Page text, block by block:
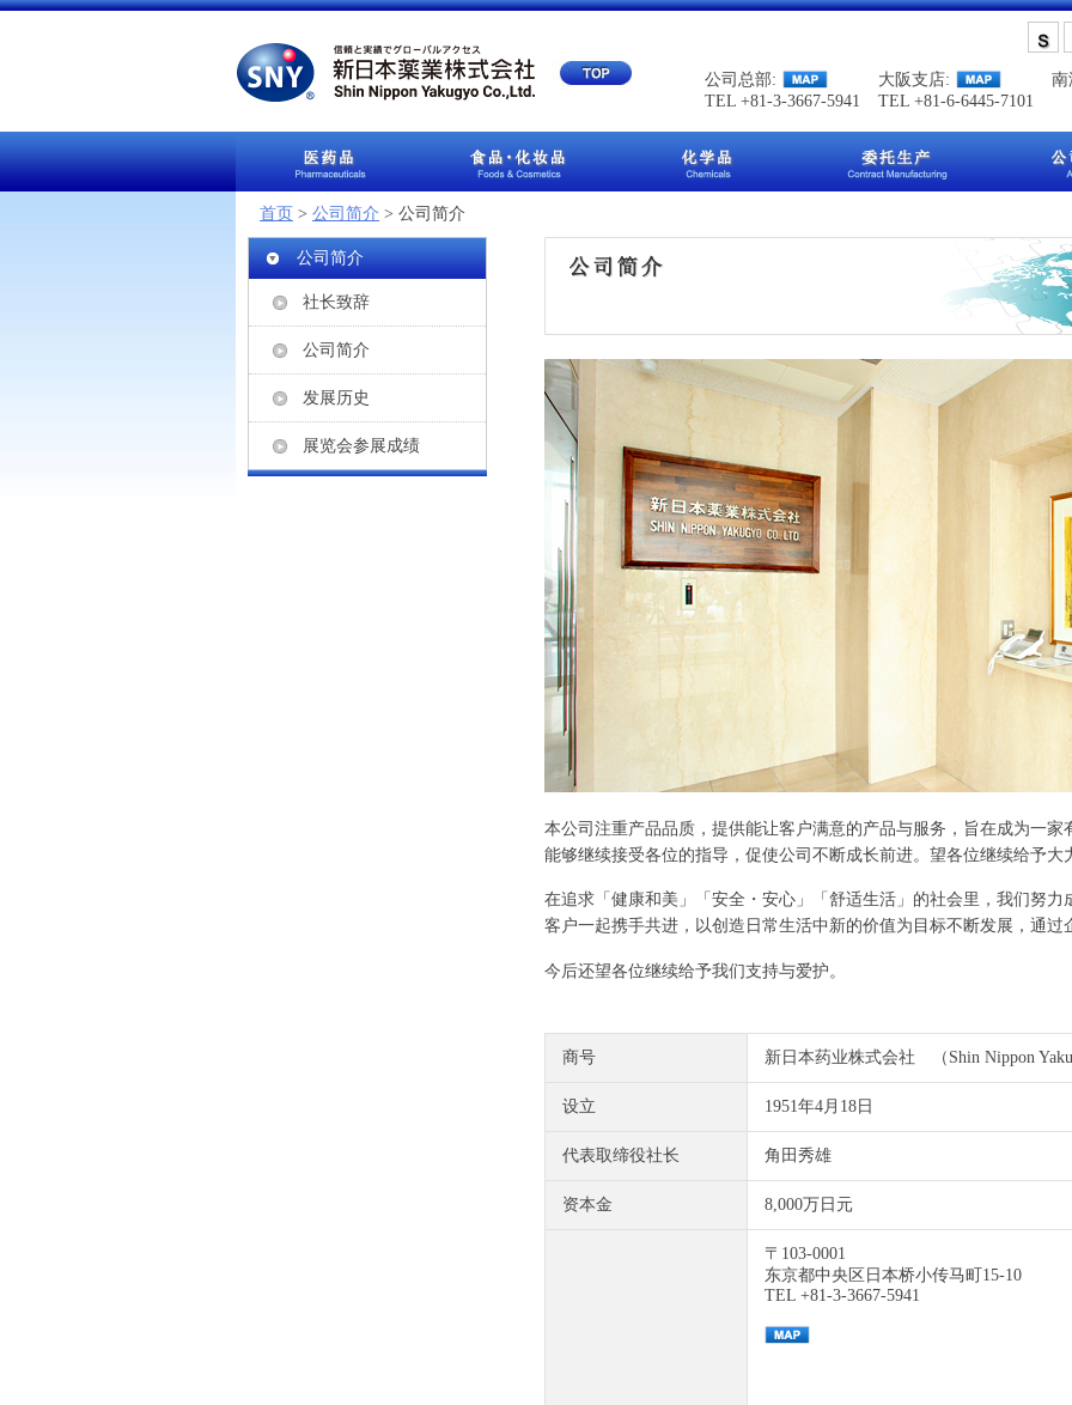
公司总部:
TEL +81-3-3667-5941
大阪支店:
TEL +81-6-6445-7101
首页 > 公司简介 > 公司简介
公司简介
社长致辞
公司简介
发展历史
展览会参展成绩
本公司注重产品品质，提供能让客户满意的产品与服务，旨在成为一
能够继续接受各位的指导，促使公司不断成长前进。望各位继续给予大
在追求「健康和美」「安全・安心」「舒适生活」的社会里，我们努
客户一起携手共进，以创造日常生活中新的价值为目标不断发展，通
今后还望各位继续给予我们支持与爱护。
商号 新日本药业株式会社 （Shin Nippon
设立 1951年4月18日
代表取缔役社长 角田秀雄
资本金 8,000万日元
〒103-0001
东京都中央区日本桥小传马町15-10
TEL +81-3-3667-5941